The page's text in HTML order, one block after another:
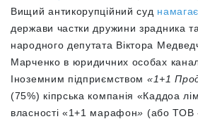
Вищий антикорупційний суд
держави частки дружини зрадника
народного депутата Віктора
Марченко в юридичних особах
Іноземним підприємством «1+1
(75%) кіпрська компанія «Каддоа
власності «1+1 марафон» (або ТОВ